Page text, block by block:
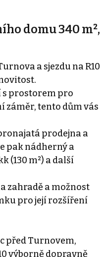
domu 340 m²,
a sjezdu na R10
prostorem pro
záměr, tento dům vás
prodejna a
pak nádherný a
(130 m²) a další
zahradě a možnost
pro její rozšíření
před Turnovem,
výborně dopravně